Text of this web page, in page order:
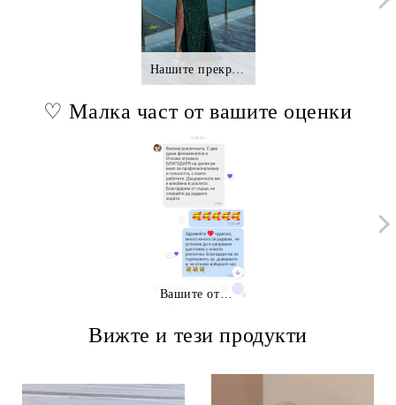
♡ Малка част от вашите оценки
Вижте и тези продукти